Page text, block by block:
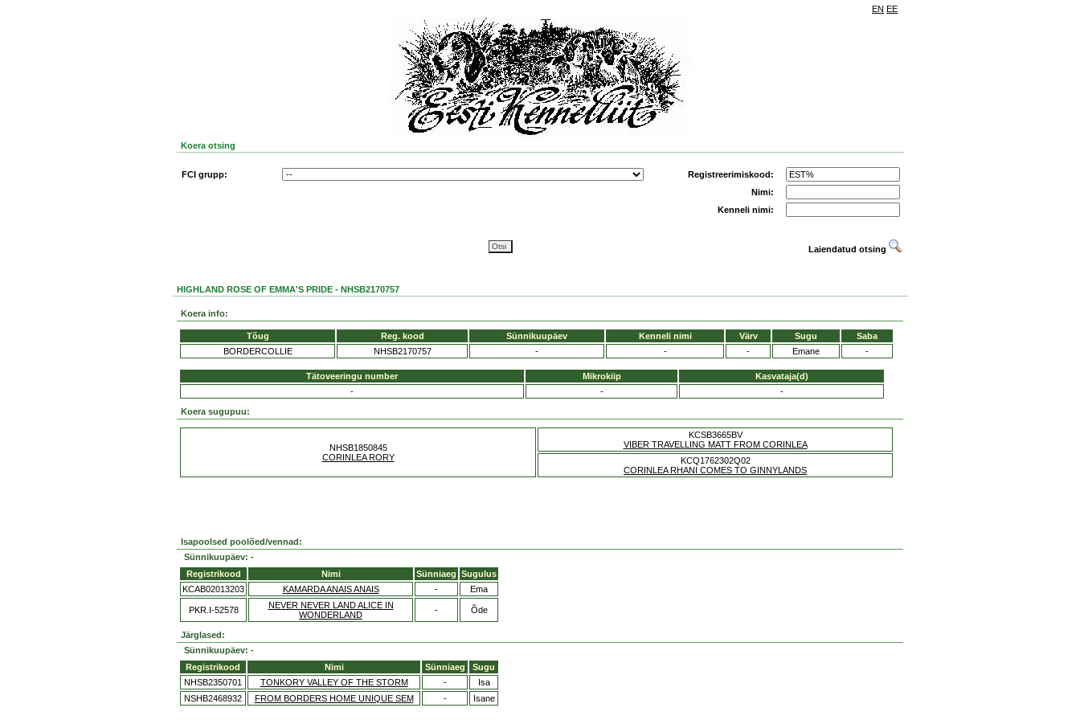
EN EE
Koera otsing
FCI grupp:
Registreerimiskood:
Nimi:
Kenneli nimi:
Laiendatud otsing
HIGHLAND ROSE OF EMMA'S PRIDE - NHSB2170757
Koera info:
Tõug Reg. kood Sünnikuupäev Kenneli nimi Värv Sugu
Saba
BORDERCOLLIE
NHSB2170757 - - - Emane -
Tätoveeringu number Mikrokiip
Kasvataja(d)
-
- -
Koera sugupuu:
NHSB1850845
CORINLEA RORY
KCSB3665BV
VIBER TRAVELLING MATT FROM CORINLEA
KCQ1762302Q02
CORINLEA RHANI COMES TO GINNYLANDS
Isapoolsed poolõed/vennad:
Sünnikuupäev: -
Registrikood
Nimi Sünniaeg Sugulus
KCAB02013203
KAMARDA ANAIS ANAIS - Ema
PKR.I-52578
NEVER NEVER LAND ALICE IN
WONDERLAND
- Õde
Järglased:
Sünnikuupäev: -
Registrikood
Nimi Sünniaeg
Sugu
NHSB2350701
TONKORY VALLEY OF THE STORM -
Isa
NSHB2468932
FROM BORDERS HOME UNIQUE SEM - Isane